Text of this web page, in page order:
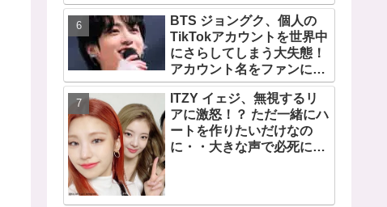
みたい！ ショケ、お見送り
会、握手会・・・リリース
イベントあれこれを紹介
BTS ジョングク、個人の
TikTokアカウントを世界中
にさらしてしまう大失態！
アカウント名をファンにい
じられてタジタジに
ITZY イェジ、無視するリ
アに激怒！？ ただ一緒にハ
ートを作りたいだけなの
に・・大きな声で必死にア